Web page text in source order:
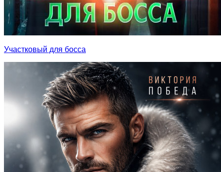
Участковый для босса